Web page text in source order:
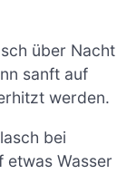
über Nacht
sanft auf
werden.
bei
etwas Wasser